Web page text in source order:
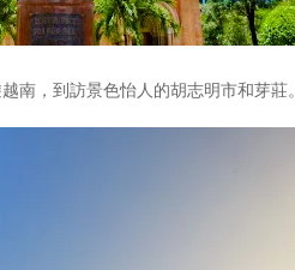
南，到訪景色怡人的胡志明市和芽莊。